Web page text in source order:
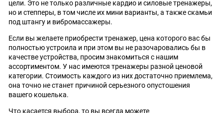
цели. Это не только различные кардио и силовые тренажеры,
но и степперы, в том числе их мини варианты, а также скамьи
под штангу и вибромассажеры.
Если вы желаете приобрести тренажер, цена которого вас бы
полностью устроила и при этом вы не разочаровались бы в
качестве устройства, просим знакомиться с нашим
ассортиментом. У нас имеются тренажеры разной ценовой
категории. Стоимость каждого из них достаточно приемлема,
она точно не станет причиной серьезного опустошения
вашего кошелька.
Что касается выбора, то вы всегда можете